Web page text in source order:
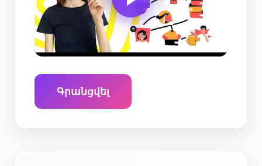
Գրանցվել